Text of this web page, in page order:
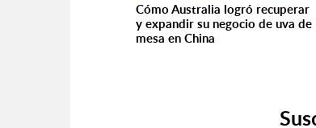
Cómo Australia logró recuperar
y expandir su negocio de uva de
mesa en China